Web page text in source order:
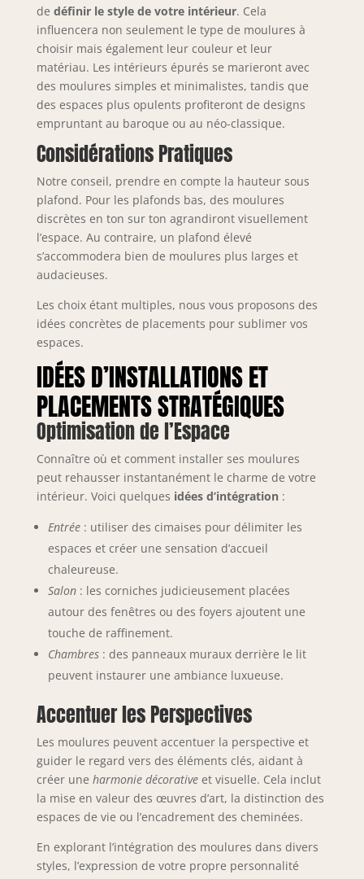
de définir le style de votre intérieur. Cela
influencera non seulement le type de moulures à
choisir mais également leur couleur et leur
matériau. Les intérieurs épurés se marieront avec
des moulures simples et minimalistes, tandis que
des espaces plus opulents profiteront de designs
empruntant au baroque ou au néo-classique.
Considérations Pratiques
Notre conseil, prendre en compte la hauteur sous
plafond. Pour les plafonds bas, des moulures
discrètes en ton sur ton agrandiront visuellement
l’espace. Au contraire, un plafond élevé
s’accommodera bien de moulures plus larges et
audacieuses.
Les choix étant multiples, nous vous proposons des
idées concrètes de placements pour sublimer vos
espaces.
IDÉES D’INSTALLATIONS ET
PLACEMENTS STRATÉGIQUES
Optimisation de l’Espace
Connaître où et comment installer ses moulures
peut rehausser instantanément le charme de votre
intérieur. Voici quelques idées d’intégration :
Entrée: utiliser des cimaises pour délimiter les
espaces et créer une sensation d’accueil
chaleureuse.
Salon: les corniches judicieusement placées
autour des fenêtres ou des foyers ajoutent une
touche de raffinement.
Chambres: des panneaux muraux derrière le lit
peuvent instaurer une ambiance luxueuse.
Accentuer les Perspectives
Les moulures peuvent accentuer la perspective et
guider le regard vers des éléments clés, aidant à
créer une harmonie décorativeet visuelle. Cela inclut
la mise en valeur des œuvres d’art, la distinction des
espaces de vie ou l’encadrement des cheminées.
En explorant l’intégration des moulures dans divers
styles, l’expression de votre propre personnalité